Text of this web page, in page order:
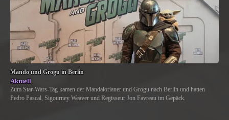
Mando und Grogu in Berlin
Aktuell
Zum Star-Wars-Tag kamen der Mandalorianer und Grogu nach Berlin und hatten
Pedro Pascal, Sigourney Weaver und Regisseur Jon Favreau im Gepäck.